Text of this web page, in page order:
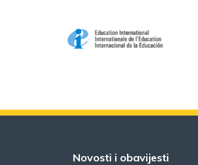
Novosti i obavijesti